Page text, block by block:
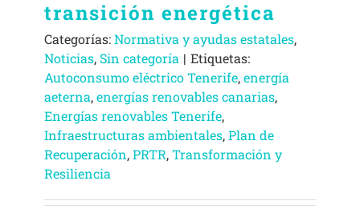
transición energética
Categorías:Normativa y ayudas estatales,
Noticias,Sin categoría | Etiquetas:
Autoconsumo eléctrico Tenerife,energía
aeterna,energías renovables canarias,
Energías renovables Tenerife,
Infraestructuras ambientales,Plan de
Recuperación,PRTR,Transformación y
Resiliencia